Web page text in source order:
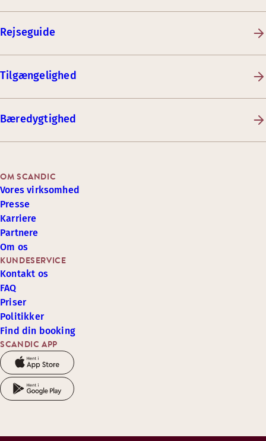
Rejseguide
Tilgængelighed
Bæredygtighed
SCANDIC APP
KUNDESERVICE
Kontakt os
FAQ
Priser
Politikker
Find din booking
OM SCANDIC
Vores virksomhed
Presse
Karriere
Partnere
Om os